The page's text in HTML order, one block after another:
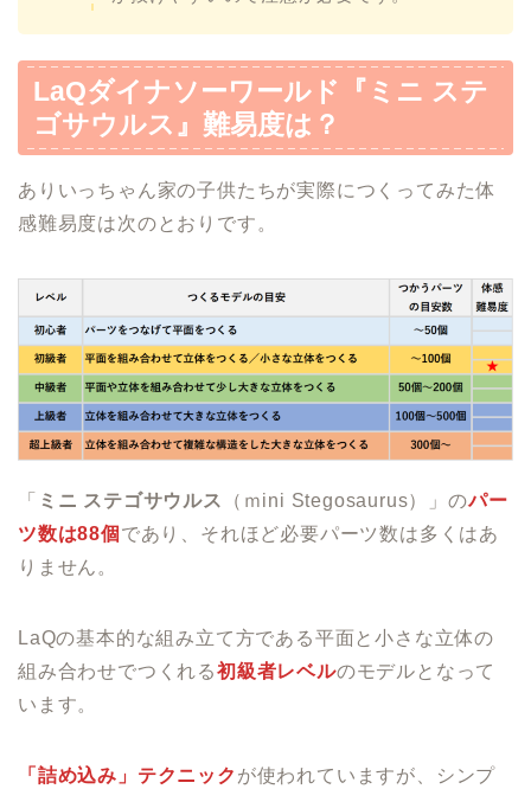
LaQダイナソーワールド『ミニ ステ
ゴサウルス』 難易度は？
ありいっちゃん家の子供たちが実際につくってみた体
感難易度は次のとおりです。
「 ミニ ステゴサウルス （ｍini Stegosaurus）」のパー
ツ数は88個 であり、それほど必要パーツ数は多くはあ
りません。
LaQの基本的な組み立て方である平面と小さな立体の
組み合わせでつくれる初級者レベルのモデルとなって
います。
「詰め込み」テクニック が使われていますが、シンプ